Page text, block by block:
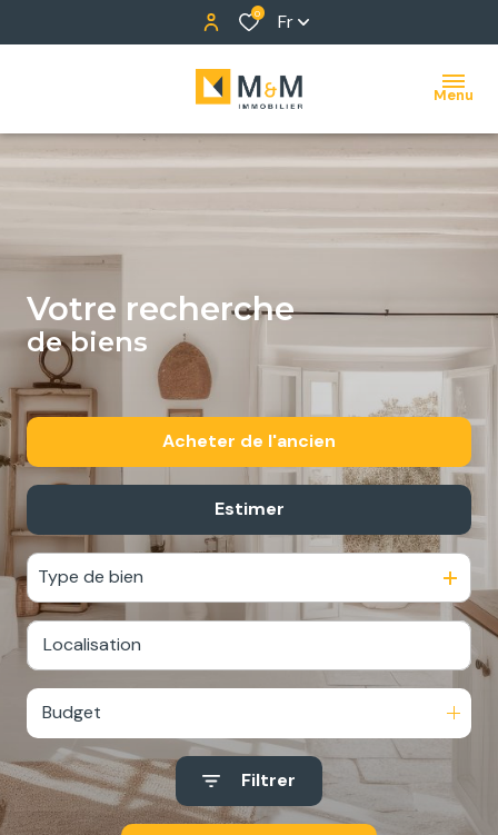
0 Fr
Menu
votre recherche
de biens
Acheter de l'ancien
De l'immo pro
Estimer
Type de bien
Budget
Filtrer